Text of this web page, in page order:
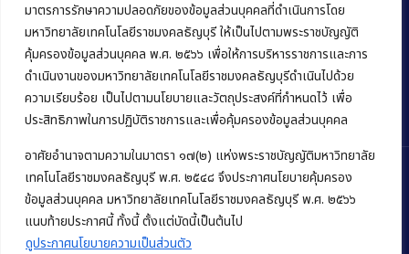
มาตรการรักษาความปลอดภัยของข้อมูลส่วนบุคคลที่ดำเนินการโดย
มหาวิทยาลัยเทคโนโลยีราชมงคลธัญบุรี ให้เป็นไปตามพระราชบัญญัติ
คุ้มครองข้อมูลส่วนบุคคล พ.ศ. ๒๕๖๖ เพื่อให้การบริหารราชการและการ
ดำเนินงานของมหาวิทยาลัยเทคโนโลยีราชมงคลธัญบุรีดำเนินไปด้วย
ความเรียบร้อย เป็นไปตามนโยบายและวัตถุประสงค์ที่กำหนดไว้ เพื่อ
ประสิทธิภาพในการปฏิบัติราชการและเพื่อคุ้มครองข้อมูลส่วนบุคคล
อาศัยอำนาจตามความในมาตรา ๑๗(๒) แห่งพระราชบัญญัติมหาวิทยาลัย
เทคโนโลยีราชมงคลธัญบุรี พ.ศ. ๒๕๔๘ จึงประกาศนโยบายคุ้มครอง
ข้อมูลส่วนบุคคล มหาวิทยาลัยเทคโนโลยีราชมงคลธัญบุรี พ.ศ. ๒๕๖๖
แนบท้ายประกาศนี้ ทั้งนี้ ตั้งแต่บัดนี้เป็นต้นไป
ดูประกาศนโยบายความเป็นส่วนตัว
Phone:+66 (0) 2549 3243,+66 (0) 2549 3241
E-mail:bus@rmutt.ac.th
Copyright © 2022 คณะบริหารธุรกิจ มหาวิทยาลัยเทคโนโลยีราชมงคล
ธัญบุรี